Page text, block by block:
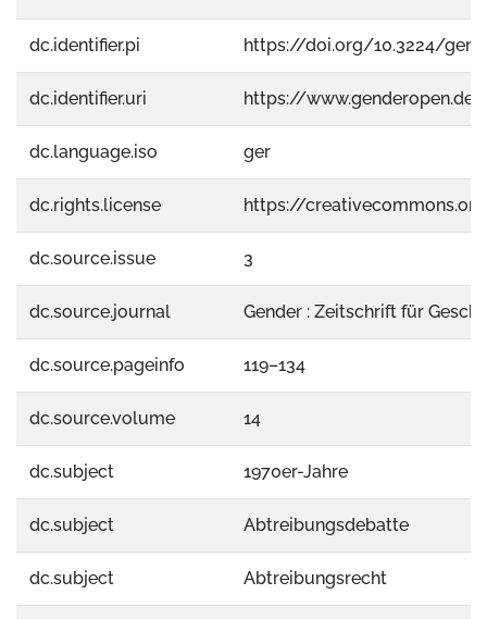
dc.identifier.pi https://doi.org/10.3224/
dc.identifier.uri https://
dc.language.iso ger
dc.rights.license https://
dc.source.issue 3
dc.source.journal Gender : Zeitschrift für
dc.source.pageinfo 119–134
dc.source.volume 14
dc.subject 1970er-Jahre
dc.subject Abtreibungsdebatte
dc.subject Abtreibungsrecht